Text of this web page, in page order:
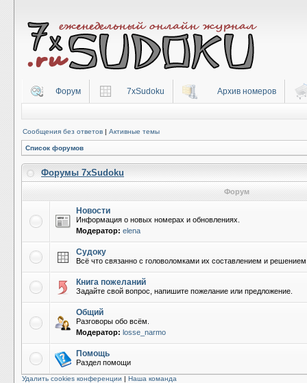
Форум 7xSudoku Архив номеров
Сообщения без ответов | Активные темы
Список форумов
Форумы 7xSudoku
Форум
Новости
Информация о новых номерах и обновлениях.
Модератор: elena
Судоку
Всё что связанно с головоломками их составлением и
Книга пожеланий
Задайте свой вопрос, напишите пожелание или предложение.
Общий
Разговоры обо всём.
Модератор: losse_narmo
Помощь
Раздел помощи
Удалить cookies конференции | Наша команда